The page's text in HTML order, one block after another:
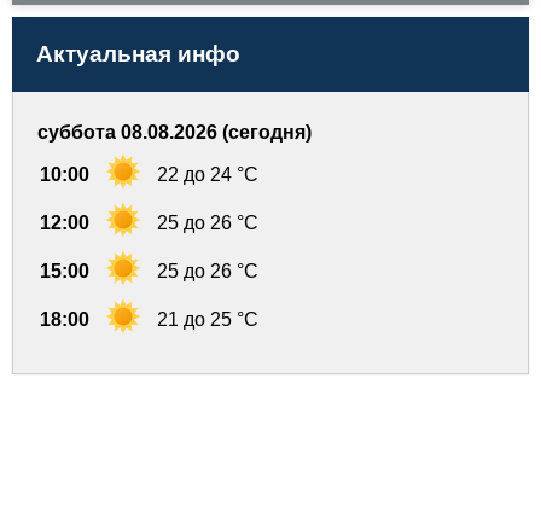
Актуальная инфо
суббота 08.08.2026 (сегодня)
10:00 22 до 24 °C
12:00 25 до 26 °C
15:00 25 до 26 °C
18:00 21 до 25 °C